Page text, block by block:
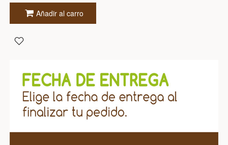
Añadir al carro